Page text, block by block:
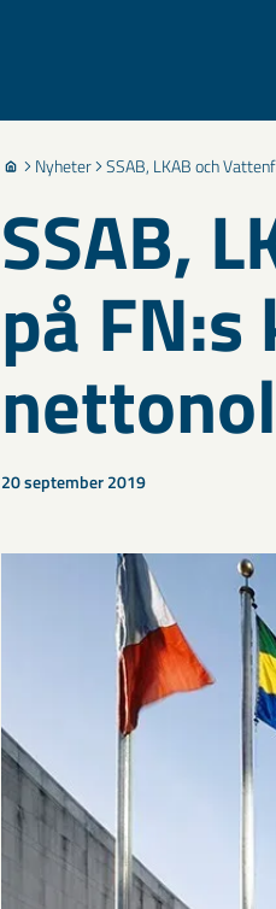
Nyheter SSAB, LKAB och
SSAB,
på
20 september 2019